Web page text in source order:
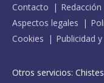
Contacto Redacción
Aspectos legales
Cookies
Publicidad
Otros servicios: Chistes